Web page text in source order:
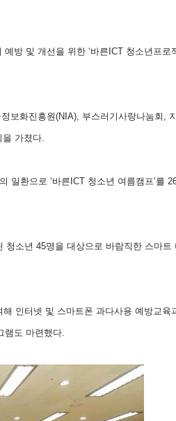
방 및 개선을 위한 ‘바른ICT 청소년프로
보화진흥원(NIA), 부스러기사랑나눔회,
가졌다.
일환으로 ‘바른ICT 청소년 여름캠프’를
청소년 45명을 대상으로 바람직한 스마트
인터넷 및 스마트폰 과다사용 예방교육
램도 마련했다.